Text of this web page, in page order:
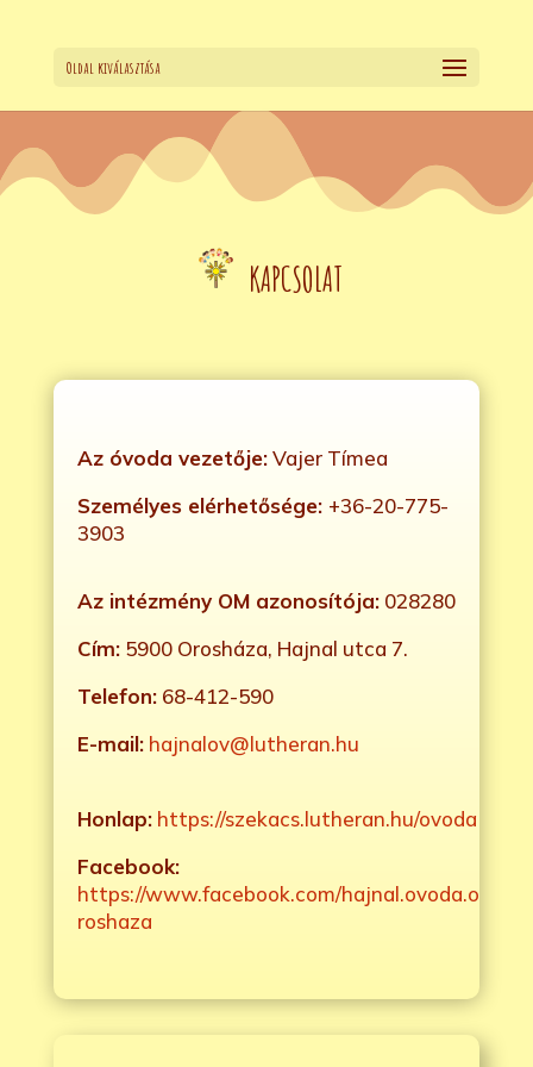
Oldal kiválasztása
KAPCSOLAT
Az óvoda vezetője:Vajer Tímea
Személyes elérhetősége: +36-20-775-
3903
Az intézmény OM azonosítója:028280
Cím:5900 Orosháza, Hajnal utca 7.
Telefon:68-412-590
E-mail: hajnalov@lutheran.hu
Honlap: https://szekacs.lutheran.hu/ovoda
Facebook:
https://www.facebook.com/hajnal.ovoda.o
roshaza